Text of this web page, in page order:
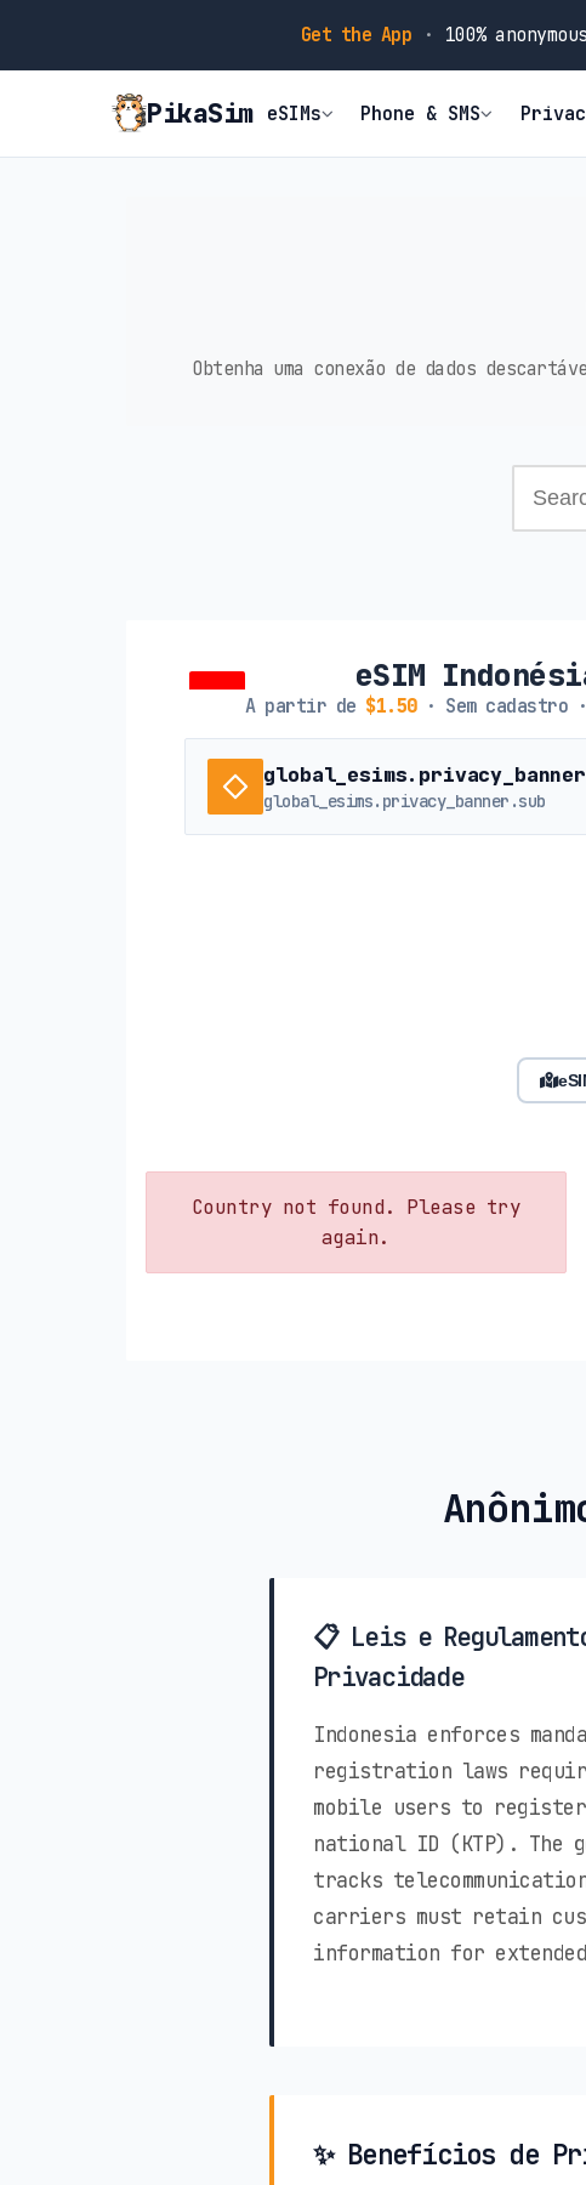
Get the App · 100%
PikaSim eSIMs Phone & SMS
Obtenha uma conexão de dados
eSIM
A partir de $1.50· Sem cadastro
global_esims.privacy_banner.sub
Country not found. Please try
again.
📋 Leis e
Privacidade
Indonesia enforces
registration laws
mobile users to
national ID (KTP). The
tracks
carriers must retain
information for
✨ Benefícios de